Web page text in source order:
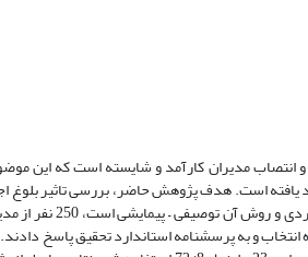
مدیران کارآمد و شایسته است که این
است. هدف پژوهش حاضر، بررسی تاثیر بلوغ
توسعه شایستگی مدیران می
و به پرسشنامه استاندارد تحقیق پاسخ